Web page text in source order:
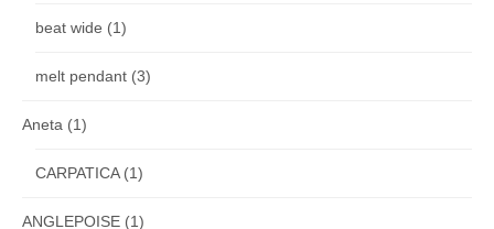
beat wide (1)
melt pendant (3)
Aneta (1)
CARPATICA(1)
ANGLEPOISE (1)